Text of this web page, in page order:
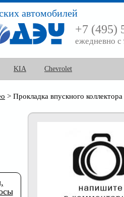
автомобилей
+7 (495)
ежедневно
KIA Chevrolet
> Прокладка впускного